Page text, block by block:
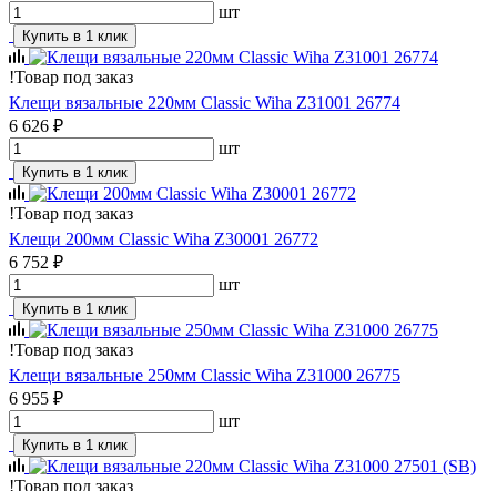
шт
Купить в 1 клик
!Товар под заказ
Клещи вязальные 220мм Classic Wiha Z31001 26774
6 626 ₽
шт
Купить в 1 клик
!Товар под заказ
Клещи 200мм Classic Wiha Z30001 26772
6 752 ₽
шт
Купить в 1 клик
!Товар под заказ
Клещи вязальные 250мм Classic Wiha Z31000 26775
6 955 ₽
шт
Купить в 1 клик
!Товар под заказ